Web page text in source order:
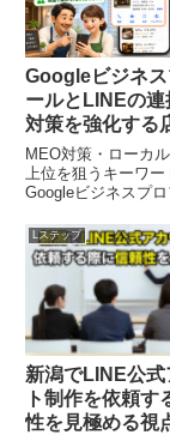
Googleビジネス
ールとLINEの連
対策を強化する
ィールの書き方
MEO対策・ローカ
上位を狙うキーワー
Googleビジネスプロ
からLINE登録へ自
新規客を常連客に変
最新仕様に基づき
Lステップ
新潟でLINE公式
ト制作を依頼す
性を見極める視